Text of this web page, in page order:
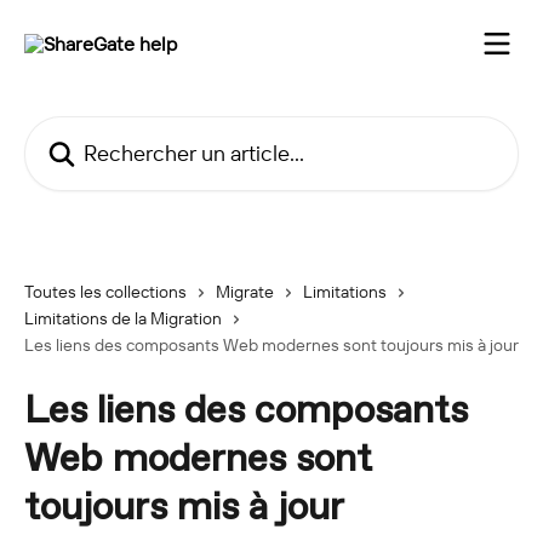
Toutes les collections Migrate
Limitations
Limitations de la Migration
Les liens des composants Web modernes sont toujours mis à jour
Les liens des composants
Web modernes sont
toujours mis à jour